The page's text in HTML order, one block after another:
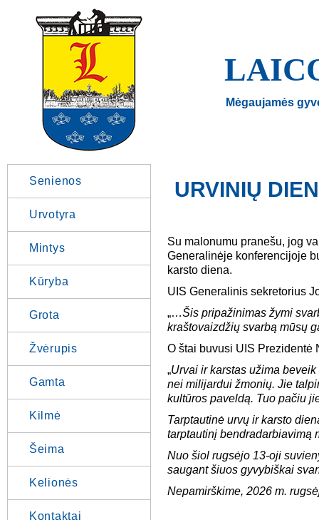
Mėgaujamės
Senienos
Urvotyra
Mintys
Kūryba
Grota
Žvėrupis
Gamta
Kilmė
Šeima
Kelionės
Kontaktai
URVINIŲ
Su malonumu pranešu, jog
Generalinėje konferencijoje
karsto diena.
UIS Generalinis sekretorius
„…Šis pripažinimas žymi
kraštovaizdžių svarbą mūsų
O štai buvusi UIS Prezidentė
„Urvai ir karstas užima
nei milijardui žmonių. Jie
kultūros paveldą. Tuo pačiu
Tarptautinė urvų ir karsto
tarptautinį bendradarbiavimą
Nuo šiol rugsėjo 13-oji
saugant šiuos gyvybiškai
Nepamirškime, 2026 m.